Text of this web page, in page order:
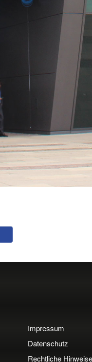
Impressum
Datenschutz
Rechtliche Hinweise